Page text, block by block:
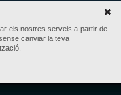
els nostres serveis a partir de
canviar la teva